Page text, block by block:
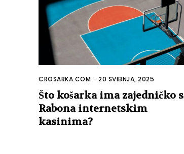
CROSARKA.COM -20 SVIBNJA, 2025
Što košarka ima zajedničko s
Rabona internetskim
kasinima?